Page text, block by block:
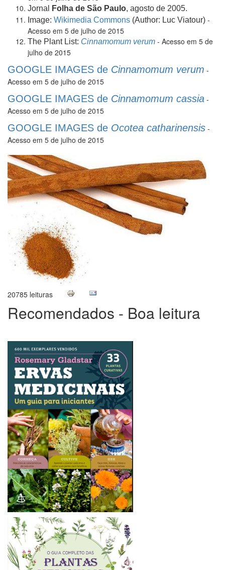
Jornal Folha de São Paulo, agosto de 2005.
Image: Wikimedia Commons (Author: Luc Viatour) -
Acesso em 5 de julho de 2015
The Plant List: Cinnamomum verum - Acesso em 5 de
julho de 2015
​GOOGLE IMAGES de Cinnamomum verum -
Acesso em 5 de julho de 2015
GOOGLE IMAGES de Cinnamomum cassia -
Acesso em 5 de julho de 2015
GOOGLE IMAGES de Ocotea catharinensis -
Acesso em 5 de julho de 2015
20785 leituras
Recomendados - Boa leitura